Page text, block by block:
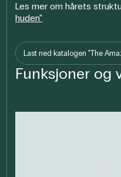
Les mer om hårets
huden"
Last ned katalogen "The
Funksjoner og